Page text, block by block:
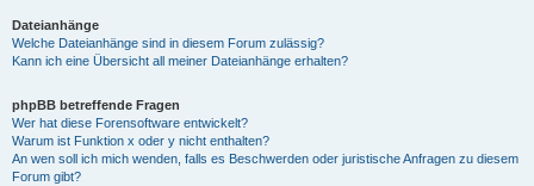
Dateianhänge
Welche Dateianhänge sind in diesem Forum zulässig?
Kann ich eine Übersicht all meiner Dateianhänge erhalten?
phpBB betreffende Fragen
Wer hat diese Forensoftware entwickelt?
Warum ist Funktion x oder y nicht enthalten?
An wen soll ich mich wenden, falls es Beschwerden oder juristische Anfragen zu diesem
Forum gibt?